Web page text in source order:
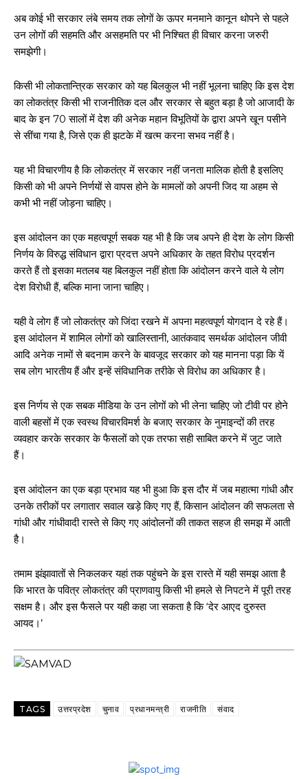
अब कोई भी सरकार लंबे समय तक लोगों के ऊपर मनमाने कानून थोपने से पहले
उन लोगों की सहमति और असहमति पर भी निश्चित ही विचार करना जरुरी
समझेगी।
किसी भी लोकतान्त्रिक सरकार को यह बिलकुल भी नहीं भूलना चाहिए कि इस देश
का लोकतंत्र किसी भी राजनीतिक दल और सरकार से बहुत बड़ा है जो आजादी के
बाद के इन 70 सालों में देश की अनेक महान विभूतियों के द्वारा अपने खून पसीने
से सींचा गया है, जिसे एक ही झटके में खत्म करना सभव नहीं है।
यह भी विचारणीय है कि लोकतंत्र में सरकार नहीं जनता मालिक होती है इसलिए
किसी को भी अपने निर्णयों से वापस होने के मामलों को अपनी जिद या अहम से
कभी भी नहीं जोड़ना चाहिए।
इस आंदोलन का एक महत्वपूर्ण सबक यह भी है कि जब अपने ही देश के लोग किसी
निर्णय के विरुद्ध संविधान द्वारा प्रदत्त अपने अधिकार के तहत विरोध प्रदर्शन
करते हैं तो इसका मतलब यह बिलकुल नहीं होता कि आंदोलन करने वाले ये लोग
देश विरोधी हैं, बल्कि माना जाना चाहिए।
यही वे लोग हैं जो लोकतंत्र को जिंदा रखने में अपना महत्वपूर्ण योगदान दे रहे हैं।
इस आंदोलन में शामिल लोगों को खालिस्तानी, आतंकवाद समर्थक आंदोलन जीवी
आदि अनेक नामों से बदनाम करने के बावजूद सरकार को यह मानना पड़ा कि यें
सब लोग भारतीय हैं और इन्हें संविधानिक तरीके से विरोध का अधिकार है।
इस निर्णय से एक सबक मीडिया के उन लोगों को भी लेना चाहिए जो टीवी पर होने
वाली बहसों में एक स्वस्थ विचारविमर्श के बजाए सरकार के नुमाइन्दों की तरह
व्यवहार करके सरकार के फैसलों को एक तरफा सही साबित करने में जुट जाते
हैं।
इस आंदोलन का एक बड़ा प्रभाव यह भी हुआ कि इस दौर में जब महात्मा गांधी और
उनके तरीकों पर लगातार सवाल खड़े किए गए हैं, किसान आंदोलन की सफलता से
गांधी और गांधीवादी रास्ते से किए गए आंदोलनों की ताकत सहज ही समझ में आती
है।
तमाम झंझावातों से निकलकर यहां तक पहुंचने के इस रास्ते में यही समझ आता है
कि भारत के पवित्र लोकतंत्र की प्राणवायु किसी भी हमले से निपटने में पूरी तरह
सक्षम है। और इस फैसले पर यही कहा जा सकता है कि ‘देर आएद दुरुस्त
आयद।’
TAGS उत्तरप्रदेश चुनाव प्रधानमन्त्री राजनीति संवाद